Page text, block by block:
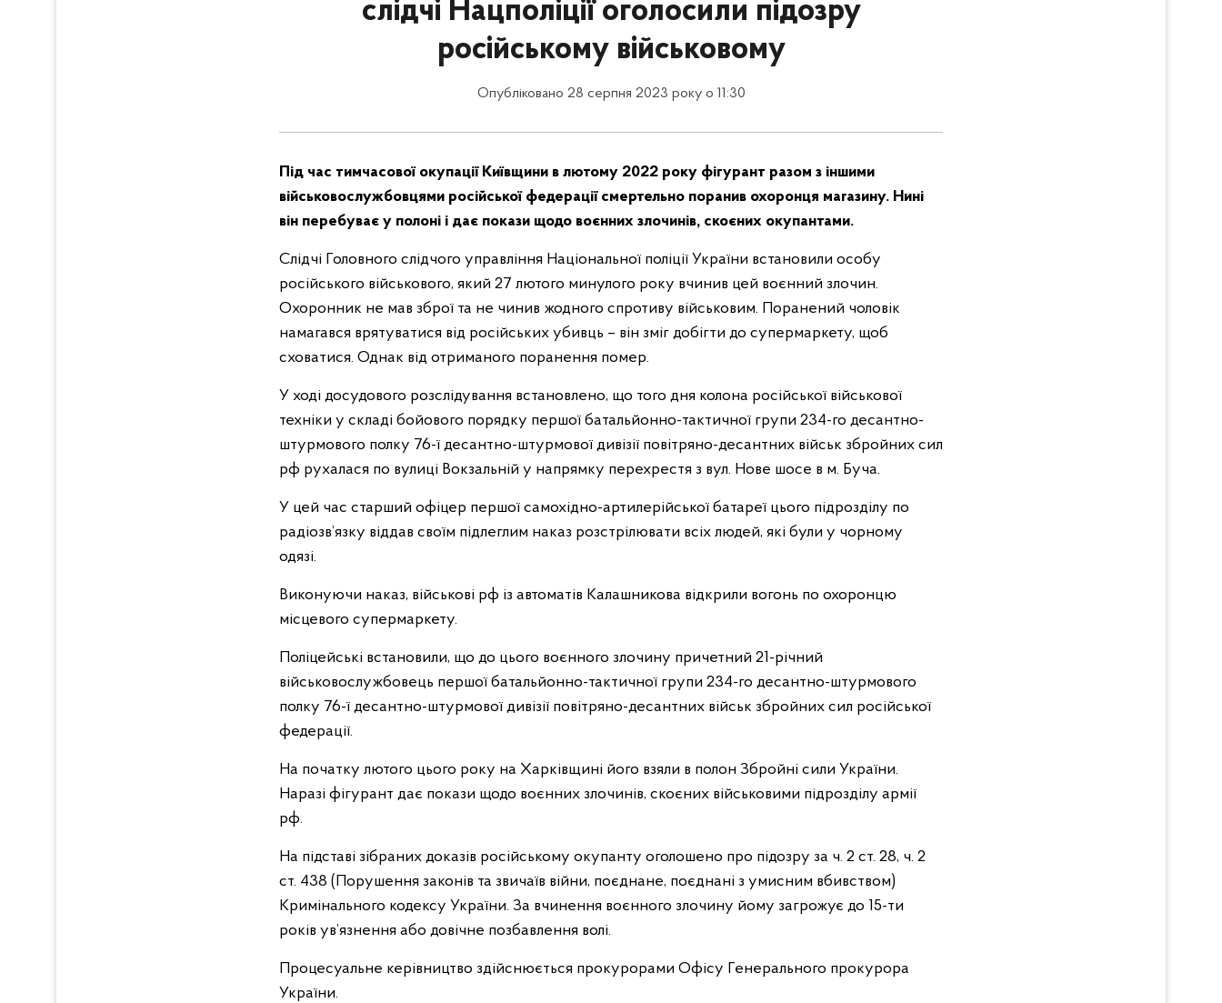
слідчі Нацполіції оголосили підозру
російському військовому
Опубліковано 28 серпня 2023 року о 11:30
Під час тимчасової окупації Київщини в лютому 2022 року фігурант разом з іншими
військовослужбовцями російської федерації смертельно поранив охоронця магазину. Нині
він перебуває у полоні і дає покази щодо воєнних злочинів, скоєних окупантами.
Слідчі Головного слідчого управління Національної поліції України встановили особу
російського військового, який 27 лютого минулого року вчинив цей воєнний злочин.
Охоронник не мав зброї та не чинив жодного спротиву військовим. Поранений чоловік
намагався врятуватися від російських убивць – він зміг добігти до супермаркету, щоб
сховатися. Однак від отриманого поранення помер.
У ході досудового розслідування встановлено, що того дня колона російської військової
техніки у складі бойового порядку першої батальйонно-тактичної групи 234-го десантно-
штурмового полку 76-ї десантно-штурмової дивізії повітряно-десантних військ збройних сил
рф рухалася по вулиці Вокзальній у напрямку перехрестя з вул. Нове шосе в м. Буча.
У цей час старший офіцер першої самохідно-артилерійської батареї цього підрозділу по
радіозв’язку віддав своїм підлеглим наказ розстрілювати всіх людей, які були у чорному
одязі.
Виконуючи наказ, військові рф із автоматів Калашникова відкрили вогонь по охоронцю
місцевого супермаркету.
Поліцейські встановили, що до цього воєнного злочину причетний 21-річний
військовослужбовець першої батальйонно-тактичної групи 234-го десантно-штурмового
полку 76-ї десантно-штурмової дивізії повітряно-десантних військ збройних сил російської
федерації.
На початку лютого цього року на Харківщині його взяли в полон Збройні сили України.
Наразі фігурант дає покази щодо воєнних злочинів, скоєних військовими підрозділу армії
рф.
На підставі зібраних доказів російському окупанту оголошено про підозру за ч. 2 ст. 28, ч. 2
ст. 438 (Порушення законів та звичаїв війни, поєднане, поєднані з умисним вбивством)
Кримінального кодексу України. За вчинення воєнного злочину йому загрожує до 15-ти
років ув’язнення або довічне позбавлення волі.
Процесуальне керівництво здійснюється прокурорами Офісу Генерального прокурора
України.